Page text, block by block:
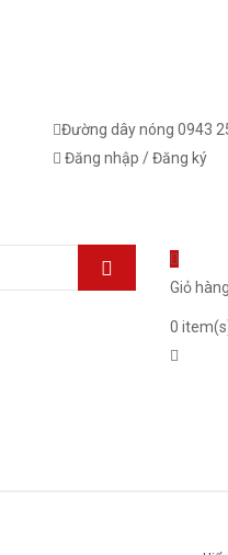
Đường dây nóng0943
Đăng nhập/Đăng ký
Giỏ hàng
0